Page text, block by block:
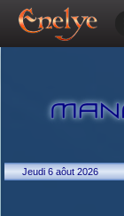
Jeudi 6 aôut 2026